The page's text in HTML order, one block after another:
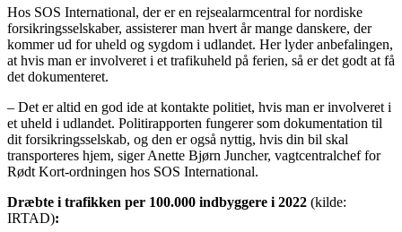
Hos SOS International, der er en rejsealarmcentral for nordiske
forsikringsselskaber, assisterer man hvert år mange danskere, der
kommer ud for uheld og sygdom i udlandet. Her lyder anbefalingen,
at hvis man er involveret i et trafikuheld på ferien, så er det godt at få
det dokumenteret.
– Det er altid en god ide at kontakte politiet, hvis man er involveret i
et uheld i udlandet. Politirapporten fungerer som dokumentation til
dit forsikringsselskab, og den er også nyttig, hvis din bil skal
transporteres hjem, siger Anette Bjørn Juncher, vagtcentralchef for
Rødt Kort-ordningen hos SOS International.
Dræbte i trafikken per 100.000 indbyggere i 2022 (kilde:
IRTAD):